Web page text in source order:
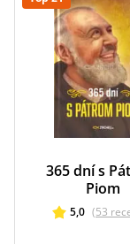
365 dní s
Piom
5,0 (53